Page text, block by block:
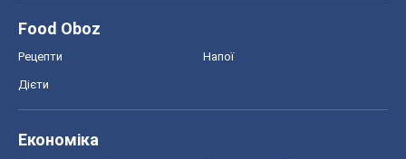
Food Oboz
Рецепти Напої
Дієти
Економіка